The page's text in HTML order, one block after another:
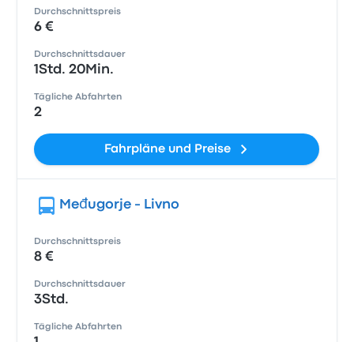
Durchschnittspreis
6 €
Durchschnittsdauer
1Std. 20Min.
Tägliche Abfahrten
2
Fahrpläne und Preise
Međugorje - Livno
Durchschnittspreis
8 €
Durchschnittsdauer
3Std.
Tägliche Abfahrten